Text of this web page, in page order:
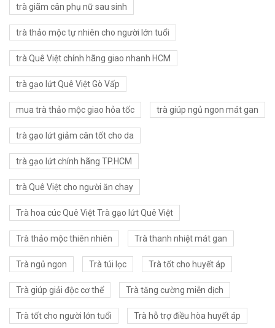
trà giãm cân phụ nữ sau sinh
trà thảo mộc tự nhiên cho người lớn tuổi
trà Quê Việt chính hãng giao nhanh HCM
trà gạo lứt Quê Việt Gò Vấp
mua trà thảo mộc giao hỏa tốc trà giúp ngủ ngon mát gan
trà gạo lứt giảm cân tốt cho da
trà gạo lứt chính hãng TP.HCM
trà Quê Việt cho người ăn chay
Trà hoa cúc Quê Việt Trà gạo lứt Quê Việt
Trà thảo mộc thiên nhiên Trà thanh nhiệt mát gan
Trà ngủ ngon Trà túi lọc Trà tốt cho huyết áp
Trà giúp giải độc cơ thể Trà tăng cường miễn dịch
Trà tốt cho người lớn tuổi Trà hỗ trợ điều hòa huyết áp